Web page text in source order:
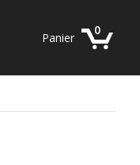
0
Panier